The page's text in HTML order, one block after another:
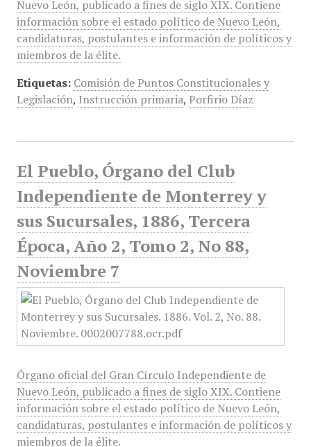
Nuevo León, publicado a fines de siglo XIX. Contiene
información sobre el estado político de Nuevo León,
candidaturas, postulantes e información de políticos y
miembros de la élite.
Etiquetas: Comisión de Puntos Constitucionales y
Legislación, Instrucción primaria, Porfirio Díaz
El Pueblo, Órgano del Club
Independiente de Monterrey y
sus Sucursales, 1886, Tercera
Época, Año 2, Tomo 2, No 88,
Noviembre 7
Órgano oficial del Gran Círculo Independiente de
Nuevo León, publicado a fines de siglo XIX. Contiene
información sobre el estado político de Nuevo León,
candidaturas, postulantes e información de políticos y
miembros de la élite.